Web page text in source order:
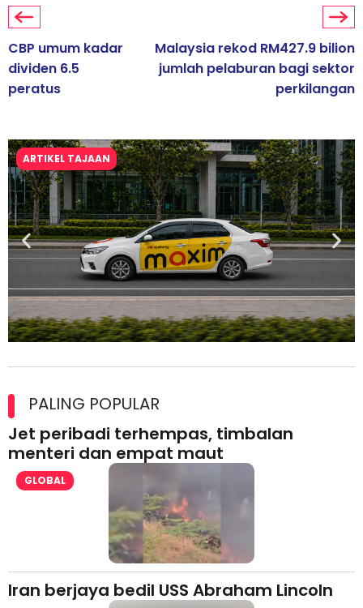
CBP umum kadar
dividen 6.5
peratus
Malaysia rekod RM427.9 bilion
jumlah pelaburan bagi sektor
perkilangan
ARTIKEL TAJAAN
lesen separuh pertama 2026
PALING POPULAR
Jet peribadi terhempas, timbalan
menteri dan empat maut
GLOBAL
Iran berjaya bedil USS Abraham Lincoln